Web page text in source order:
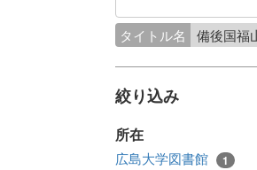
タイトル名 備後国福
絞り込み
所在
広島大学図書館 1